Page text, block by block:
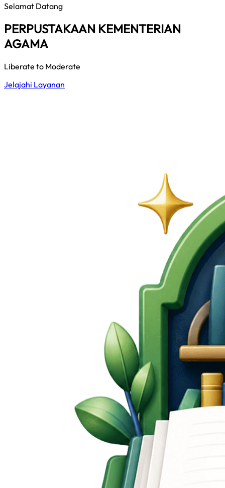
Selamat Datang
PERPUSTAKAAN KEMENTERIAN
AGAMA
Liberate to Moderate
Jelajahi Layanan